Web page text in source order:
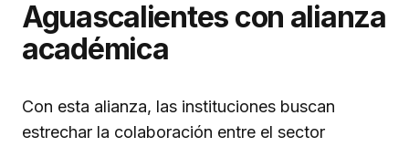
Aguascalientes con alianza
académica
Con esta alianza, las instituciones buscan
estrechar la colaboración entre el sector